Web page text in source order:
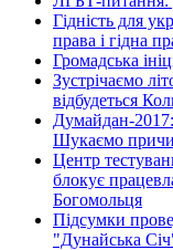
Гідність для
права і гідна
Громадська
Зустрічаємо
відбудеться
Думайдан-2017:
Шукаємо
Центр
блокує
Богомольця
Підсумки
"Дунайська